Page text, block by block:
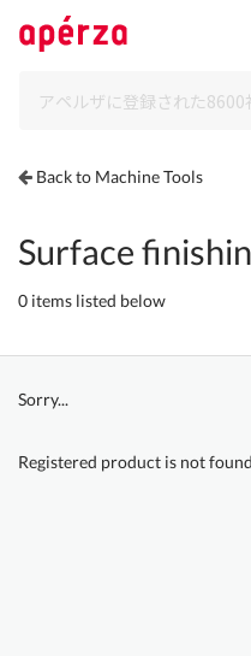
Back to Machine Tools
Surface
0 items listed below
Sorry...
Registered product is not